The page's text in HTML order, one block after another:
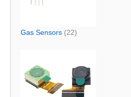
Gas Sensors (22)